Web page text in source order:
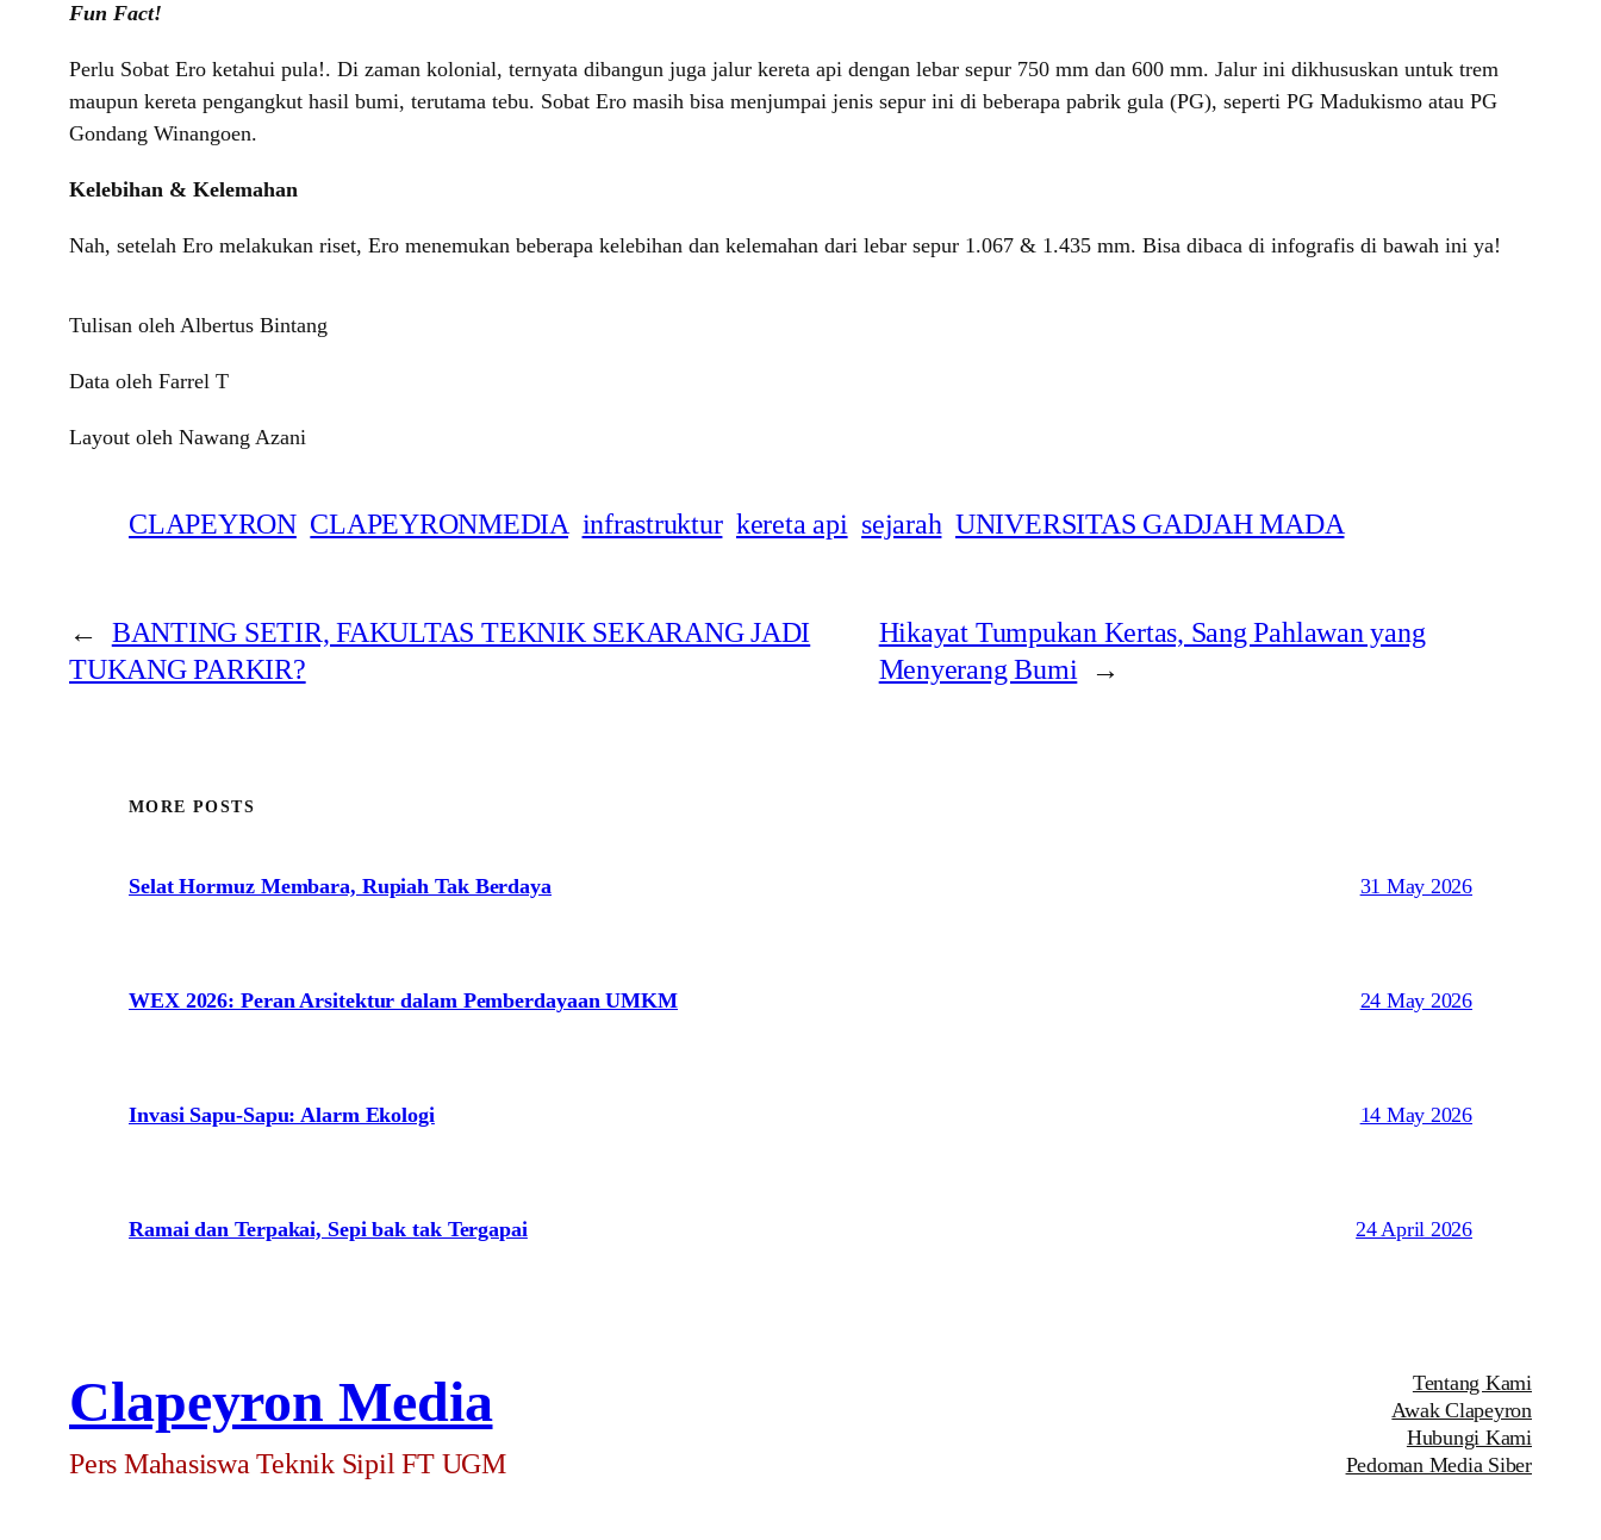
Fun Fact!
Perlu Sobat Ero ketahui pula!. Di zaman kolonial, ternyata dibangun juga jalur kereta api dengan lebar sepur 750 mm dan 600 mm. Jalur ini dikhususkan untuk trem
maupun kereta pengangkut hasil bumi, terutama tebu. Sobat Ero masih bisa menjumpai jenis sepur ini di beberapa pabrik gula (PG), seperti PG Madukismo atau PG
Gondang Winangoen.
Kelebihan & Kelemahan
Nah, setelah Ero melakukan riset, Ero menemukan beberapa kelebihan dan kelemahan dari lebar sepur 1.067 & 1.435 mm. Bisa dibaca di infografis di bawah ini ya!
Tulisan oleh Albertus Bintang
Data oleh Farrel T
Layout oleh Nawang Azani
CLAPEYRON CLAPEYRONMEDIA infrastruktur kereta api sejarah UNIVERSITAS GADJAH MADA
←
BANTING SETIR, FAKULTAS TEKNIK SEKARANG JADI
TUKANG PARKIR?
Hikayat Tumpukan Kertas, Sang Pahlawan yang
Menyerang Bumi
→
MORE POSTS
Selat Hormuz Membara, Rupiah Tak Berdaya 31 May 2026
WEX 2026: Peran Arsitektur dalam Pemberdayaan UMKM 24 May 2026
Invasi Sapu-Sapu: Alarm Ekologi 14 May 2026
Ramai dan Terpakai, Sepi bak tak Tergapai 24 April 2026
Clapeyron Media
Pers Mahasiswa Teknik Sipil FT UGM
Tentang Kami
Awak Clapeyron
Hubungi Kami
Pedoman Media Siber